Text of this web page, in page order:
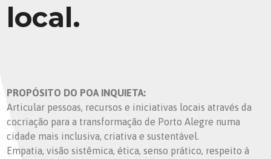
local.
PROPÓSITO DO POA INQUIETA:
Articular pessoas, recursos e iniciativas locais através da
cocriação para a transformação de Porto Alegre numa
cidade mais inclusiva, criativa e sustentável.
Empatia, visão sistêmica, ética, senso prático, respeito à